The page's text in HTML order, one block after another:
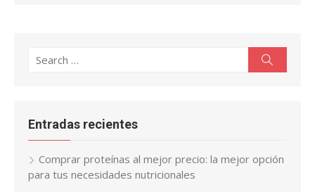
Search
Entradas recientes
Comprar proteínas al mejor precio: la mejor opción
para tus necesidades nutricionales